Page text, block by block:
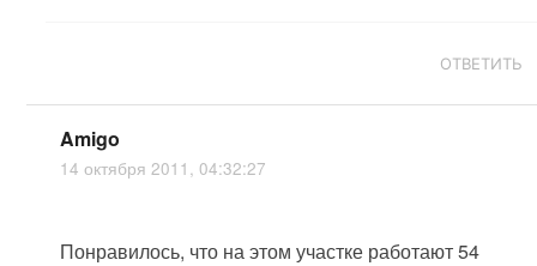
ОТВЕТИТЬ
Amigo
14 октября 2011, 04:32:27
Понравилось, что на этом участке работают 54